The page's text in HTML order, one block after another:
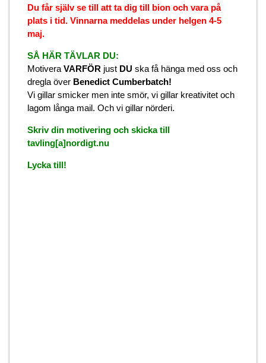
Du får själv se till att ta dig till bion och vara på
plats i tid. Vinnarna meddelas under helgen 4-5
maj.
SÅ HÄR TÄVLAR DU:
Motivera VARFÖR just DU ska få hänga med oss och
dregla över Benedict Cumberbatch!
Vi gillar smicker men inte smör, vi gillar kreativitet och
lagom långa mail. Och vi gillar nörderi.
Skriv din motivering och skicka till
tavling[a]nordigt.nu
Lycka till!